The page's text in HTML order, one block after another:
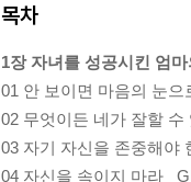
목차
1장 자녀를 성공시킨 엄
01 안 보이면 마음의 눈
02 무엇이든 네가 잘할
03 자기 자신을 존중해야
04 자신을 속이지 마라